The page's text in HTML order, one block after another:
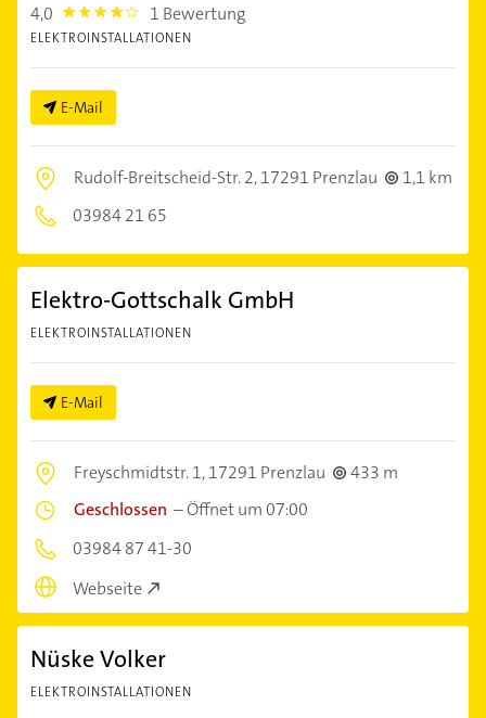
4,0 4.0 1 Bewertung
ELEKTROINSTALLATIONEN
E-Mail
Rudolf-Breitscheid-Str. 2,17291 Prenzlau
1,1 km
03984 21 65
Elektro-Gottschalk GmbH
ELEKTROINSTALLATIONEN
E-Mail
Freyschmidtstr. 1,17291 Prenzlau
433 m
Geschlossen –Öffnet um 07:00
03984 87 41-30
Webseite
Nüske Volker
ELEKTROINSTALLATIONEN